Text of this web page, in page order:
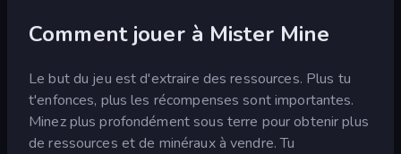
Comment jouer à Mister Mine
Le but du jeu est d'extraire des ressources. Plus tu
t'enfonces, plus les récompenses sont importantes.
Minez plus profondément sous terre pour obtenir plus
de ressources et de minéraux à vendre. Tu